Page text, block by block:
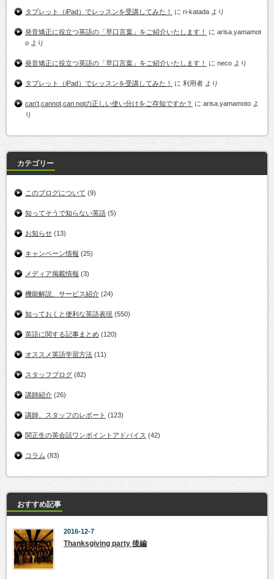
タブレット（iPad）でレッスンを受講してみた！ に ri-katada より
発音矯正に役立つ英語の「早口言葉」をご紹介いたします！ に arisa.yamamot
o より
発音矯正に役立つ英語の「早口言葉」をご紹介いたします！ に neco より
タブレット（iPad）でレッスンを受講してみた！ に 利用者 より
can’t,cannot,can notの正しい使い分けをご存知ですか？ に arisa.yamamoto よ
り
カテゴリー
このブログについて (9)
知ってそうで知らない英語 (5)
お知らせ (13)
キャンペーン情報 (25)
メディア掲載情報 (3)
機能解説、サービス紹介 (24)
知っておくと便利な英語表現 (550)
英語に関する記事まとめ (120)
オススメ英語学習方法 (11)
スタッフブログ (82)
講師紹介 (26)
講師、スタッフのレポート (123)
関正生の英会話ワンポイントアドバイス (42)
コラム (83)
おすすめ記事
2016-12-7
Thanksgiving party 後編